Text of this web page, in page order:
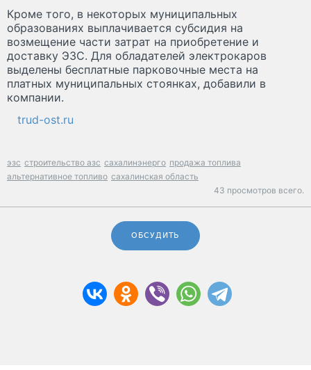
Кроме того, в некоторых муниципальных
образованиях выплачивается субсидия на
возмещение части затрат на приобретение и
доставку ЭЗС. Для обладателей электрокаров
выделены бесплатные парковочные места на
платных муниципальных стоянках, добавили в
компании.
trud-ost.ru
эзс строительство азс сахалинэнерго продажа топлива
альтернативное топливо сахалинская область
43 просмотров всего.
ОБСУДИТЬ